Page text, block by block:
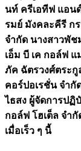
นท์ ครีเอทีฟ แอน
รมย์ มังคละคีรี ก
จำกัด นางสาวพั
เอ็ม บี เค กอล์ฟ
ภัค ฉัตรวงศ์ตระกู
คอร์ปอเรชั่น จำ
ไธสง ผู้จัดการปฏิ
กอล์ฟ โฮเต็ล จำ
เมื่อเร็ว ๆ นี้